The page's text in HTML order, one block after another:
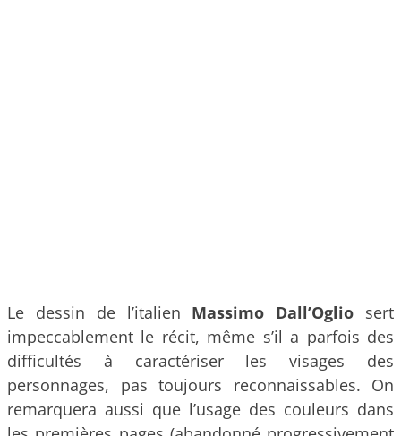
Le dessin de l’italien Massimo Dall’Oglio sert
impeccablement le récit, même s’il a parfois des
difficultés à caractériser les visages des
personnages, pas toujours reconnaissables. On
remarquera aussi que l’usage des couleurs dans